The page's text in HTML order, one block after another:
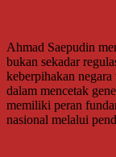
Ahmad Saepudin
bukan sekadar
keberpihakan negara
dalam mencetak
memiliki peran
nasional melalui